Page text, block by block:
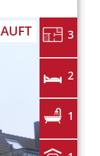
3
2
1